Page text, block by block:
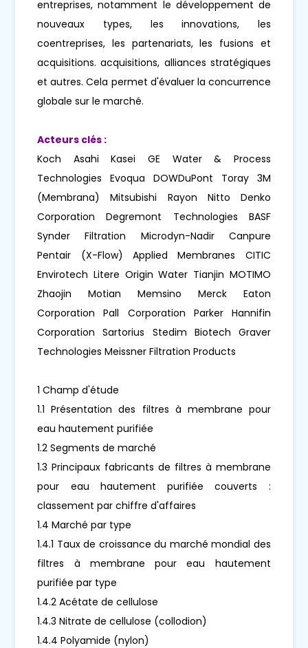
entreprises, notamment le développement de
nouveaux types, les innovations, les
coentreprises, les partenariats, les fusions et
acquisitions. acquisitions, alliances stratégiques
et autres. Cela permet d'évaluer la concurrence
globale sur le marché.
Acteurs clés :
Koch Asahi Kasei GE Water & Process
Technologies Evoqua DOWDuPont Toray 3M
(Membrana) Mitsubishi Rayon Nitto Denko
Corporation Degremont Technologies BASF
Synder Filtration Microdyn-Nadir Canpure
Pentair (X-Flow) Applied Membranes CITIC
Envirotech Litere Origin Water Tianjin MOTIMO
Zhaojin Motian Memsino Merck Eaton
Corporation Pall Corporation Parker Hannifin
Corporation Sartorius Stedim Biotech Graver
Technologies Meissner Filtration Products
1 Champ d'étude
1.1 Présentation des filtres à membrane pour
eau hautement purifiée
1.2 Segments de marché
1.3 Principaux fabricants de filtres à membrane
pour eau hautement purifiée couverts :
classement par chiffre d'affaires
1.4 Marché par type
1.4.1 Taux de croissance du marché mondial des
filtres à membrane pour eau hautement
purifiée par type
1.4.2 Acétate de cellulose
1.4.3 Nitrate de cellulose (collodion)
1.4.4 Polyamide (nylon)